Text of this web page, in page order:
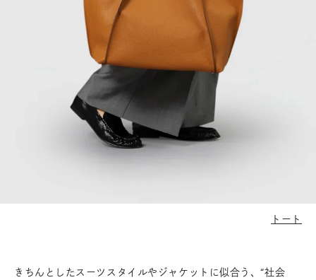
トート
きちんとしたスーツスタイルやジャケットに似合う、“社会